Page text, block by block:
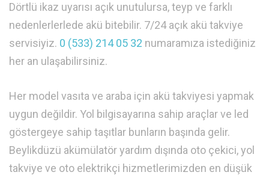
Dörtlü ikaz uyarısı açık unutulursa, teyp ve farklı
nedenlerlerlede akü bitebilir. 7/24 açık akü takviye
servisiyiz. 0 (533) 214 05 32 numaramıza istediğiniz
her an ulaşabilirsiniz.
Her model vasıta ve araba için akü takviyesi yapmak
uygun değildir. Yol bilgisayarına sahip araçlar ve led
göstergeye sahip taşıtlar bunların başında gelir.
Beylikdüzü akümülatör yardım dışında oto çekici, yol
takviye ve oto elektrikçi hizmetlerimizden en düşük